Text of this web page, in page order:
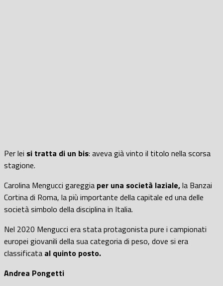
Per lei si tratta di un bis: aveva già vinto il titolo nella scorsa
stagione.
Carolina Mengucci gareggia per una società laziale,la Banzai
Cortina di Roma, la più importante della capitale ed una delle
società simbolo della disciplina in Italia.
Nel 2020 Mengucci era stata protagonista pure i campionati
europei giovanili della sua categoria di peso, dove si era
classificata al quinto posto.
Andrea Pongetti